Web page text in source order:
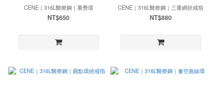
CENE｜316L醫療鋼｜重疊環
NT$650
CENE｜316L醫療鋼｜三重網狀戒指
NT$880